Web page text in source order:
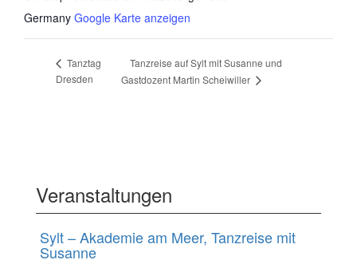
Germany Google Karte anzeigen
Tanztag
Dresden
Tanzreise auf Sylt mit Susanne und
Gastdozent Martin Scheiwiller
Veranstaltungen
Sylt – Akademie am Meer, Tanzreise mit
Susanne